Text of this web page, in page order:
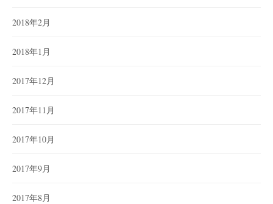
2018年2月
2018年1月
2017年12月
2017年11月
2017年10月
2017年9月
2017年8月